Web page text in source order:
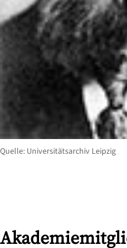
Quelle: Universitätsarchiv Leipzig